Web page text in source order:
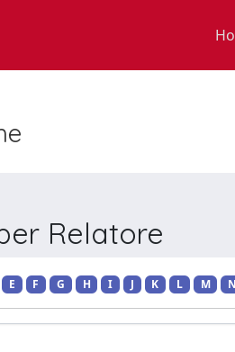
Relatore
E F G H I J K L M N